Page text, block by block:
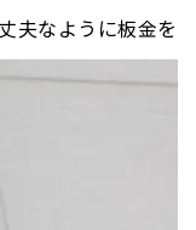
夫なように板金を